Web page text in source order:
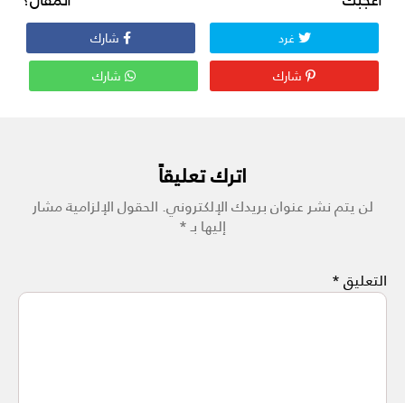
غرد
شارك
شارك
شارك
اترك تعليقاً
لن يتم نشر عنوان بريدك الإلكتروني.الحقول الإلزامية مشار
إليها بـ*
التعليق*